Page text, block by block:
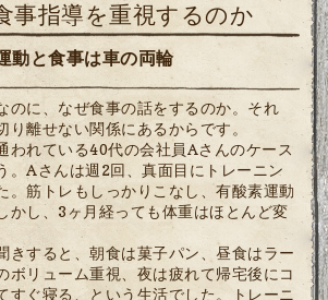
事指導を重視するのか
動と食事は車の両輪
のに、なぜ食事の話をするのか。それ
り離せない関係にあるからです。
われている40代の会社員Aさんのケース
。Aさんは週2回、真面目にトレーニン
。筋トレもしっかりこなし、有酸素運動
かし、3ヶ月経っても体重はほとんど変
きすると、朝食は菓子パン、昼食はラー
ボリューム重視、夜は疲れて帰宅後にコ
すぐ寝る、という生活でした。トレーニ